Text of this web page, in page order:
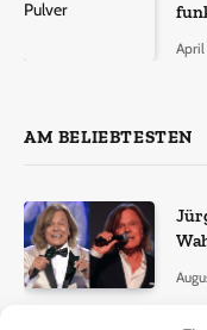
April
AM BELIEBTESTEN